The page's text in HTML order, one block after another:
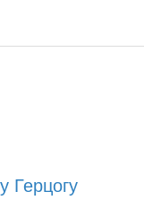
Герцогу